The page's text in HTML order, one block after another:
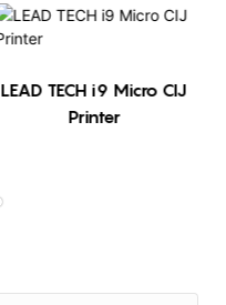
LEAD TECH i9 Micro CIJ
Printer